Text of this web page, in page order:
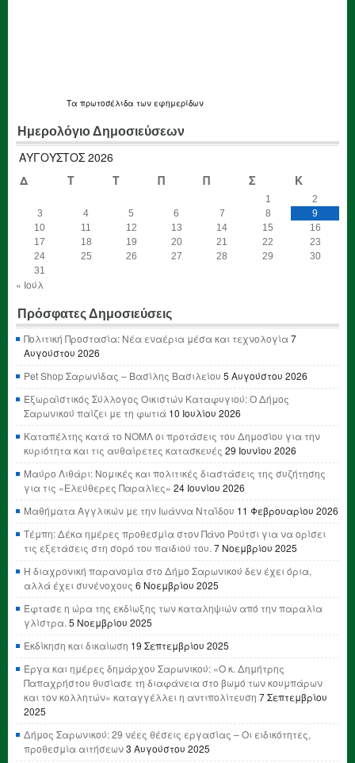
Τα πρωτοσέλιδα των εφημερίδων
Ημερολόγιο Δημοσιεύσεων
ΑΎΓΟΥΣΤΟΣ 2026
Δ
Τ Τ Π Π Σ Κ
1
2
3
4 5 6 7 8
9
10
11 12 13 14 15
16
17
18 19 20 21 22
23
24
25 26 27 28 29
30
31
« Ιούλ
Πρόσφατες Δημοσιεύσεις
Πολιτική Προστασία: Νέα εναέρια μέσα και τεχνολογία7
Αυγούστου 2026
Pet Shop Σαρωνίδας – Βασίλης Βασιλείου 5 Αυγούστου 2026
Εξωραϊστικός Σύλλογος Οικιστών Καταφυγιού: Ο Δήμος
Σαρωνικού παίζει με τη φωτιά 10 Ιουλίου 2026
Καταπέλτης κατά το ΝΟΜΛ οι προτάσεις του Δημοσίου για την
κυριότητα και τις αυθαίρετες κατασκευές 29 Ιουνίου 2026
Μαύρο Λιθάρι: Νομικές και πολιτικές διαστάσεις της συζήτησης
για τις «Ελεύθερες Παραλίες» 24 Ιουνίου 2026
Μαθήματα Αγγλικών με την Ιωάννα Νταΐδου 11 Φεβρουαρίου 2026
Τέμπη: Δέκα ημέρες προθεσμία στον Πάνο Ρούτσι για να ορίσει
τις εξετάσεις στη σορό του παιδιού του. 7 Νοεμβρίου 2025
Η διαχρονική παρανομία στο Δήμο Σαρωνικού δεν έχει όρια,
αλλά έχει συνένοχους 6 Νοεμβρίου 2025
Έφτασε η ώρα της εκδίωξης των καταληψιών από την παραλία
γλίστρα. 5 Νοεμβρίου 2025
Εκδίκηση και δικαίωση 19 Σεπτεμβρίου 2025
Έργα και ημέρες δημάρχου Σαρωνικού: «Ο κ. Δημήτρης
Παπαχρήστου θυσίασε τη διαφάνεια στο βωμό των κουμπάρων
και τον κολλητών» καταγγέλλει η αντιπολίτευση 7 Σεπτεμβρίου
2025
Δήμος Σαρωνικού: 29 νέες θέσεις εργασίας – Οι ειδικότητες,
προθεσμία αιτήσεων3 Αυγούστου 2025